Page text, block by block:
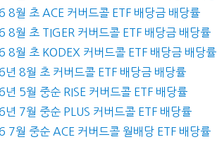
8월 초 ACE 커버드콜 ETF 배당금 배당률
8월 초 TIGER 커버드콜 ETF 배당금 배당률
8월 초 KODEX 커버드콜 ETF 배당금 배당률
8월 초 커버드콜 ETF 배당금 배당률
5월 중순 RISE 커버드콜 ETF 배당률
7월 중순 PLUS 커버드콜 ETF 배당률
7월 중순 ACE 커버드콜 월배당 ETF 배당률